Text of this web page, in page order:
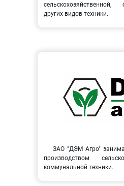
других видов техники.
ЗАО "ДЭМ Агро"
производством
коммунальной техники.